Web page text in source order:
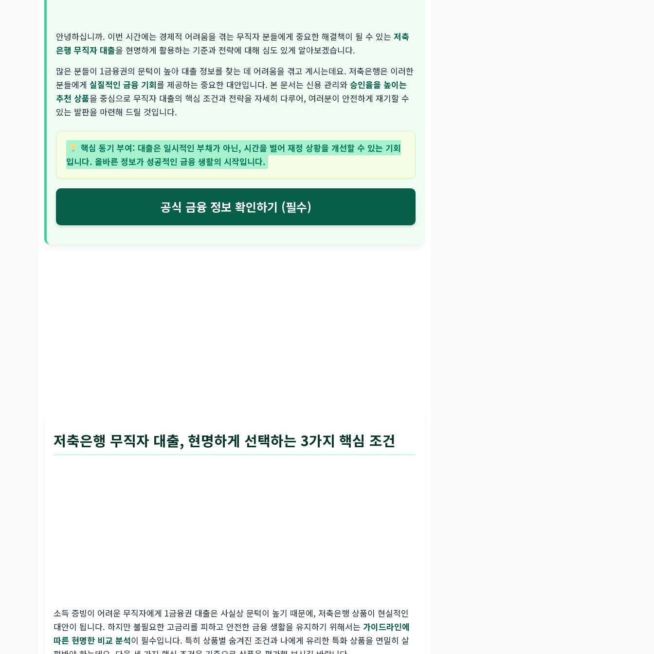
안녕하십니까. 이번 시간에는 경제적 어려움을 겪는 무직자 분들에게 중요한 해결책이 될 수 있는저축
은행 무직자 대출을 현명하게 활용하는 기준과 전략에 대해 심도 있게 알아보겠습니다.
많은 분들이 1금융권의 문턱이 높아 대출 정보를 찾는 데 어려움을 겪고 계시는데요. 저축은행은 이러한
분들에게실질적인 금융 기회를 제공하는 중요한 대안입니다. 본 문서는 신용 관리와승인율을 높이는
추천 상품을 중심으로 무직자 대출의 핵심 조건과 전략을 자세히 다루어, 여러분이 안전하게 재기할 수
있는 발판을 마련해 드릴 것입니다.
핵심 동기 부여: 대출은 일시적인 부채가 아닌, 시간을 벌어 재정 상황을 개선할 수 있는 기회
입니다. 올바른 정보가 성공적인 금융 생활의 시작입니다.
공식 금융 정보 확인하기 (필수)
저축은행 무직자 대출, 현명하게 선택하는 3가지 핵심 조건
소득 증빙이 어려운 무직자에게 1금융권 대출은 사실상 문턱이 높기 때문에, 저축은행 상품이 현실적인
대안이 됩니다. 하지만 불필요한 고금리를 피하고 안전한 금융 생활을 유지하기 위해서는 가이드라인에
따른 현명한 비교 분석이 필수입니다. 특히 상품별 숨겨진 조건과 나에게 유리한 특화 상품을 면밀히 살